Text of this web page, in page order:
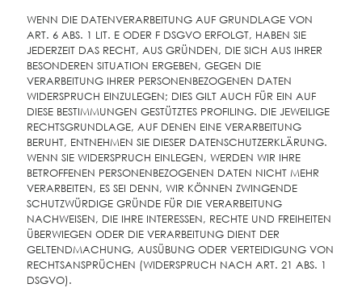
WENN DIE DATENVERARBEITUNG AUF GRUNDLAGE VON
ART. 6 ABS. 1 LIT. E ODER F DSGVO ERFOLGT, HABEN SIE
JEDERZEIT DAS RECHT, AUS GRÜNDEN, DIE SICH AUS IHRER
BESONDEREN SITUATION ERGEBEN, GEGEN DIE
VERARBEITUNG IHRER PERSONENBEZOGENEN DATEN
WIDERSPRUCH EINZULEGEN; DIES GILT AUCH FÜR EIN AUF
DIESE BESTIMMUNGEN GESTÜTZTES PROFILING. DIE JEWEILIGE
RECHTSGRUNDLAGE, AUF DENEN EINE VERARBEITUNG
BERUHT, ENTNEHMEN SIE DIESER DATENSCHUTZERKLÄRUNG.
WENN SIE WIDERSPRUCH EINLEGEN, WERDEN WIR IHRE
BETROFFENEN PERSONENBEZOGENEN DATEN NICHT MEHR
VERARBEITEN, ES SEI DENN, WIR KÖNNEN ZWINGENDE
SCHUTZWÜRDIGE GRÜNDE FÜR DIE VERARBEITUNG
NACHWEISEN, DIE IHRE INTERESSEN, RECHTE UND FREIHEITEN
ÜBERWIEGEN ODER DIE VERARBEITUNG DIENT DER
GELTENDMACHUNG, AUSÜBUNG ODER VERTEIDIGUNG VON
RECHTSANSPRÜCHEN (WIDERSPRUCH NACH ART. 21 ABS. 1
DSGVO).